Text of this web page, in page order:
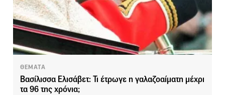
ΘΕΜΑΤΑ
Βασίλισσα Ελισάβετ: Τι έτρωγε η γαλαζοαίματη μέχρι
τα 96 της χρόνια;